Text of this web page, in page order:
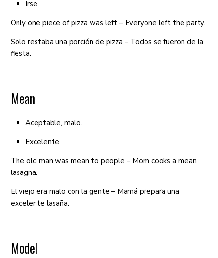
Irse
Only one piece of pizza was left – Everyone left the party.
Solo restaba una porción de pizza – Todos se fueron de la
fiesta.
Mean
Aceptable, malo.
Excelente.
The old man was mean to people – Mom cooks a mean
lasagna.
El viejo era malo con la gente – Mamá prepara una
excelente lasaña.
Model